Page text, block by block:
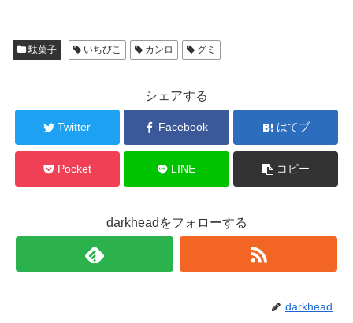
駄菓子 いちびこ カンロ グミ
シェアする
Twitter Facebook はてブ
Pocket LINE コピー
darkheadをフォローする
darkhead